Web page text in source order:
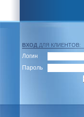
ВХОД ДЛЯ КЛИЕНТОВ:
Логин
Пароль